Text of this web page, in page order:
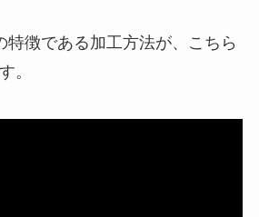
特徴である加工方法が、こちら
。